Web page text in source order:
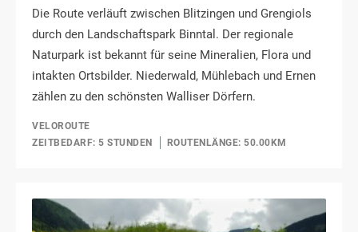
Die Route verläuft zwischen Blitzingen und Grengiols
durch den Landschaftspark Binntal. Der regionale
Naturpark ist bekannt für seine Mineralien, Flora und
intakten Ortsbilder. Niederwald, Mühlebach und Ernen
zählen zu den schönsten Walliser Dörfern.
VELOROUTE
ZEITBEDARF: 5 STUNDEN
ROUTENLÄNGE: 50.00KM